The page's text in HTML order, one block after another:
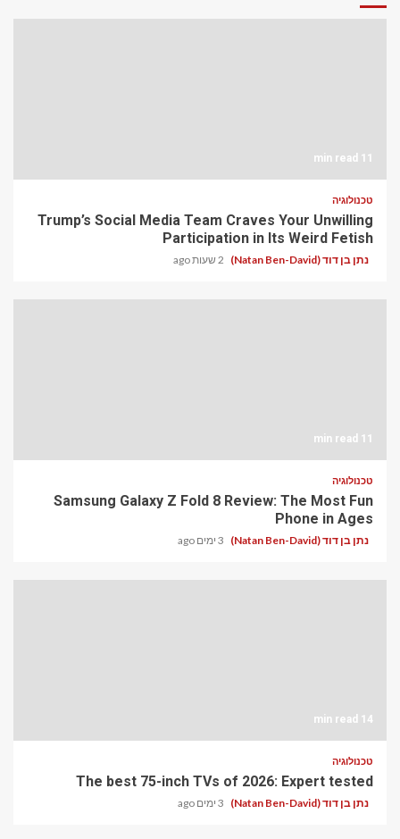
11 min read
טכנולוגיה
Trump’s Social Media Team Craves Your Unwilling
Participation in Its Weird Fetish
נתן בן דוד (Natan Ben-David) 2 שעות ago
11 min read
טכנולוגיה
Samsung Galaxy Z Fold 8 Review: The Most Fun
Phone in Ages
נתן בן דוד (Natan Ben-David) 3 ימים ago
14 min read
טכנולוגיה
The best 75-inch TVs of 2026: Expert tested
נתן בן דוד (Natan Ben-David) 3 ימים ago